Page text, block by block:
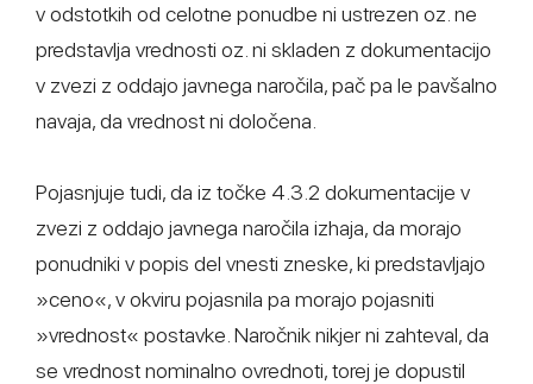
v odstotkih od celotne ponudbe ni ustrezen oz. ne
predstavlja vrednosti oz. ni skladen z dokumentacijo
v zvezi z oddajo javnega naročila, pač pa le pavšalno
navaja, da vrednost ni določena.
Pojasnjuje tudi, da iz točke 4.3.2 dokumentacije v
zvezi z oddajo javnega naročila izhaja, da morajo
ponudniki v popis del vnesti zneske, ki predstavljajo
»ceno«, v okviru pojasnila pa morajo pojasniti
»vrednost« postavke. Naročnik nikjer ni zahteval, da
se vrednost nominalno ovrednoti, torej je dopustil